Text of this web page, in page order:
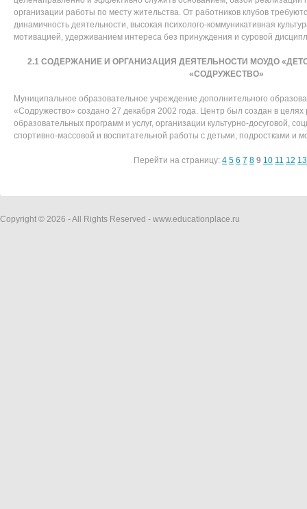
организации работы по месту жительства. От работников клубов
динамичность деятельности, высокая психолого-коммуникативная
мотивацией, удерживанием интереса без принуждения и суровой
2.1 СОДЕРЖАНИЕ И ОРГАНИЗАЦИЯ ДЕЯТЕЛЬНОСТИ МОУДО
«СОДРУЖЕСТВО»
Муниципальное образовательное учреждение дополнительного
«Содружество» создано 27 декабря 2002 года. Центр был создан в
образовательных программ и услуг, организации культурно-досуговой,
спортивно-массовой и воспитательной работы с детьми, подростками и
Перейти на страницу: 4 5 6 7 8 9 10 11 12 13
Copyright © 2026 - All Rights Reserved - www.educationplace.ru